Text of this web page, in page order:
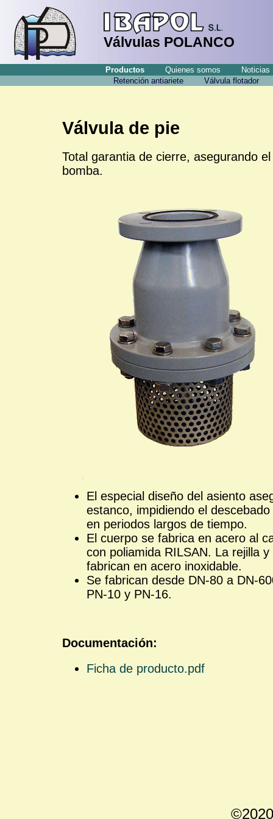
Válvulas POLANCO
Productos Quienes somos
Noticias
Retención antiariete
Válvula flotador
Válvula de pie
Total garantia de cierre, asegurando
bomba.
El especial diseño del asiento
estanco, impidiendo el
en periodos largos de tiempo.
El cuerpo se fabrica en acero al
con poliamida RILSAN. La rejilla
fabrican en acero inoxidable.
Se fabrican desde DN-80 a DN-
PN-10 y PN-16.
Documentación:
Ficha de producto.pdf